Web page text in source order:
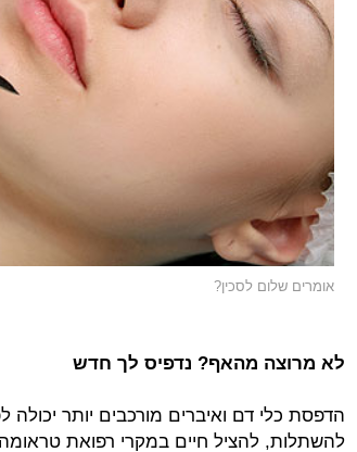
אומרים שלום לסכין?
לא מרוצה מהאף? נדפיס לך חדש
הדפסת כלי דם ואיברים מורכבים יותר
להשתלות, להציל חיים במקרי רפואת